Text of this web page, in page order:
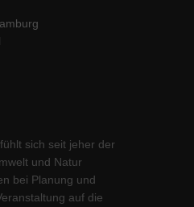
fühlt sich seit jeher der
und Natur
bei Planung und
auf die